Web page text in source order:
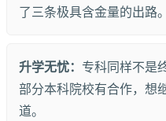
了三条极具含金量的出路。
升学无忧： 专科同样不是
部分本科院校有合作，想
道。